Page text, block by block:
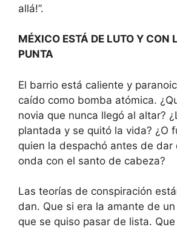
allá!”.
MÉXICO ESTÁ DE LUTO Y CON
PUNTA
El barrio está caliente y
caído como bomba atómica.
novia que nunca llegó al altar?
plantada y se quitó la vida? ¿O
quien la despachó antes de dar
onda con el santo de cabeza?
Las teorías de conspiración
dan. Que si era la amante de
que se quiso pasar de lista.